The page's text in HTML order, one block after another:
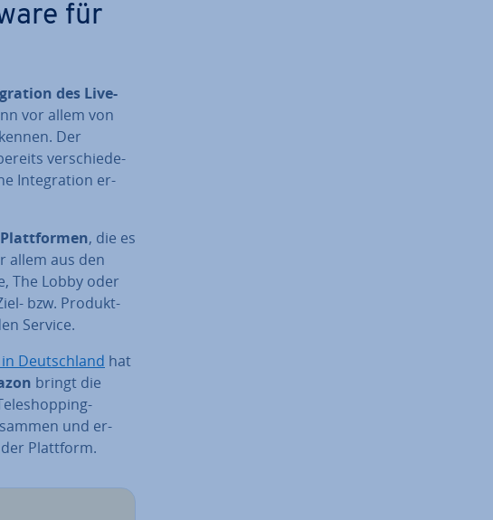
für
des Live-
vor allem von
Der
ver­schie­de­
In­te­gra­ti­on er­
, die es
allem aus den
The Lobby oder
bzw. Pro­dukt­
Service.
Deutsch­land hat
bringt die
und er­
Plattform.